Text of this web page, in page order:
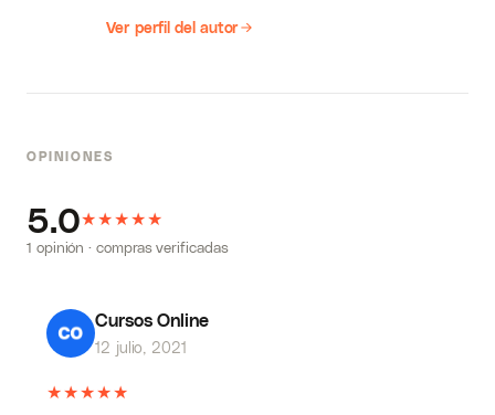
marketing, negocios, publicidad y contenidos.
Ver perfil del autor
OPINIONES
5.0★★★★★
1 opinión · compras verificadas
Cursos Online
12 julio, 2021
★★★★★